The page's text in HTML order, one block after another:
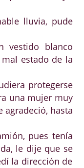
lluvia, pude
vestido blanco
estado de la
protegerse
una mujer muy
hasta
pues tenía
le dije que se
la dirección de